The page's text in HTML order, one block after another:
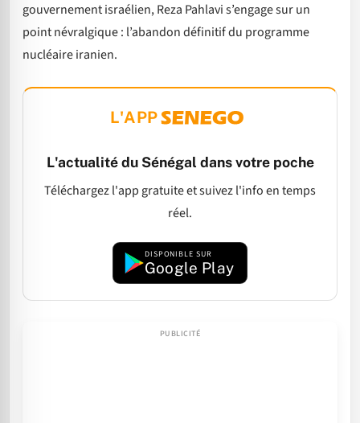
gouvernement israélien, Reza Pahlavi s’engage sur un
point névralgique : l’abandon définitif du programme
nucléaire iranien.
L'APP
L'actualité du Sénégal dans votre poche
Téléchargez l'app gratuite et suivez l'info en temps
réel.
DISPONIBLE SUR
Google Play